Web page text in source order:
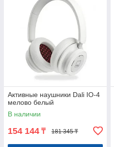
Активные наушники Dali IO-4
мелово белый
В наличии
154 144 ₸ 181 345 ₸